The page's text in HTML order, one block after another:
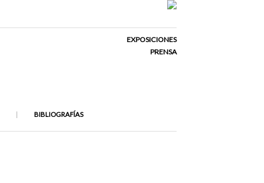
EXPOSICIONES
PRENSA
BIBLIOGRAFÍAS